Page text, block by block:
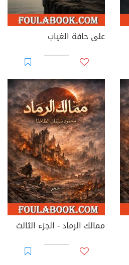
على حافة الغياب
ممالك الرماد - الجزء الثالث